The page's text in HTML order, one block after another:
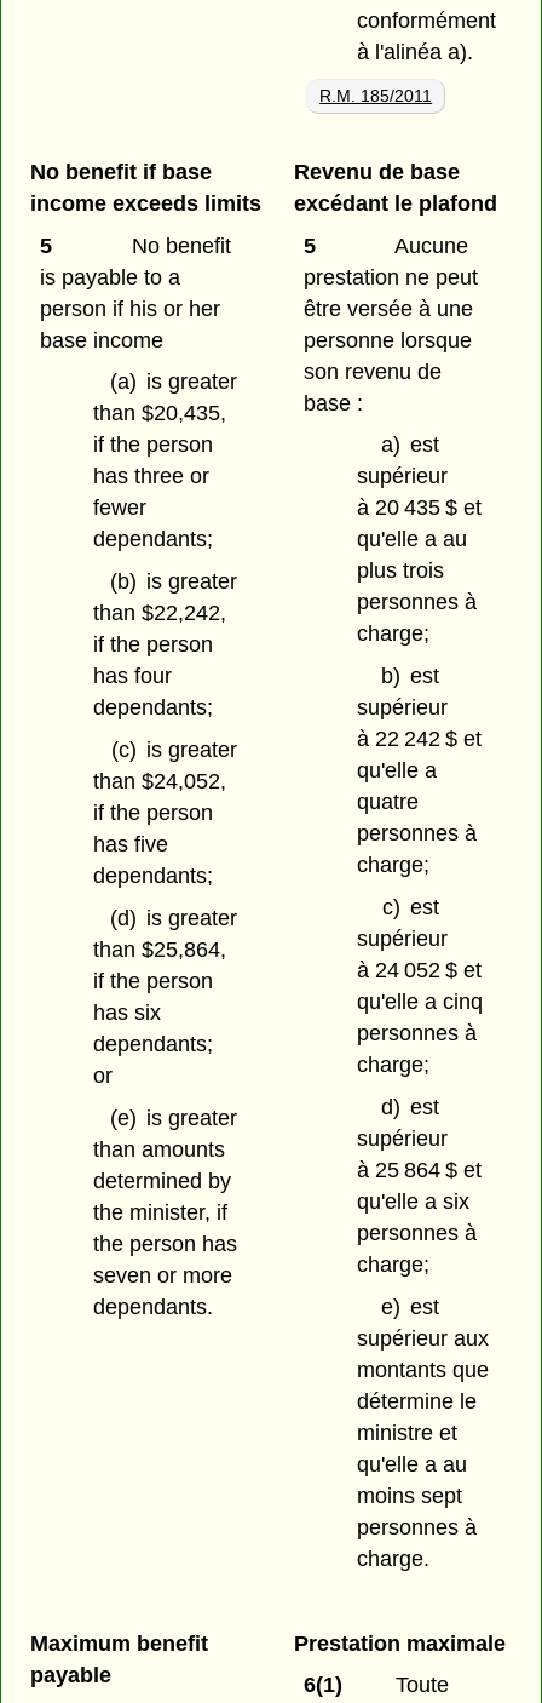
conformément
à l'alinéa a).
R.M. 185/2011
No benefit if base
income exceeds limits
5
No benefit
is payable to a
person if his or her
base income
(a) is greater
than $20,435,
if the person
has three or
fewer
dependants;
(b) is greater
than $22,242,
if the person
has four
dependants;
(c) is greater
than $24,052,
if the person
has five
dependants;
(d) is greater
than $25,864,
if the person
has six
dependants;
or
(e) is greater
than amounts
determined by
the minister, if
the person has
seven or more
dependants.
Revenu de base
excédant le plafond
5
Aucune
prestation ne peut
être versée à une
personne lorsque
son revenu de
base :
a) est
supérieur
à 20 435 $ et
qu'elle a au
plus trois
personnes à
charge;
b) est
supérieur
à 22 242 $ et
qu'elle a
quatre
personnes à
charge;
c) est
supérieur
à 24 052 $ et
qu'elle a cinq
personnes à
charge;
d) est
supérieur
à 25 864 $ et
qu'elle a six
personnes à
charge;
e) est
supérieur aux
montants que
détermine le
ministre et
qu'elle a au
moins sept
personnes à
charge.
Maximum benefit
payable
Prestation maximale
6(1)
Toute